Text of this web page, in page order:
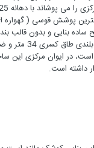
یا طاق کسری :
بنای باقی مانده از
در نیمه دوم قرن سوم